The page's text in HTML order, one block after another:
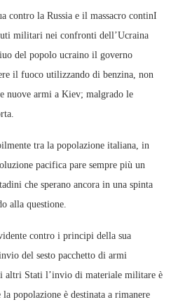
contro la Russia e il massacro continI
militari nei confronti dell’Ucraina
del popolo ucraino il governo
il fuoco utilizzando di benzina, non
nuove armi a Kiev; malgrado le
tra la popolazione italiana, in
pacifica pare sempre più un
che sperano ancora in una spinta
alla questione.
contro i principi della sua
del sesto pacchetto di armi
altri Stati l’invio di materiale militare è
la popolazione è destinata a rimanere